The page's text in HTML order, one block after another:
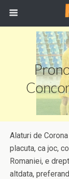
Alaturi de
placuta, ca joc,
Romaniei, e
altdata,